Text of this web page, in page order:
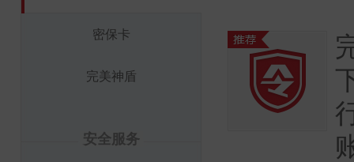
密保卡
完美神盾
安全服务